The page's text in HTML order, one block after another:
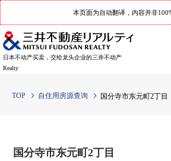
本页面为自动翻译，内容并非
日本不动产买卖，交给龙头企业的三井不动产
Realty
TOP 自住用房源查询 国分寺市东元町2丁目
国分寺市东元町2丁目